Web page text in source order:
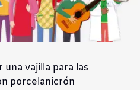
una vajilla para las
porcelanicrón